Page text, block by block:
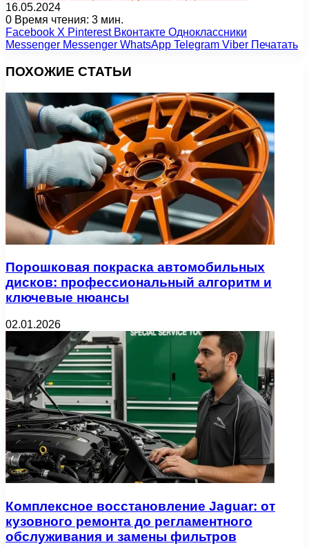
16.05.2024
0 Время чтения: 3 мин.
Facebook X Pinterest Вконтакте Одноклассники
Messenger Messenger WhatsApp Telegram Viber Печатать
ПОХОЖИЕ СТАТЬИ
Порошковая покраска автомобильных
дисков: профессиональный алгоритм и
ключевые нюансы
02.01.2026
Комплексное восстановление Jaguar: от
кузовного ремонта до регламентного
обслуживания и замены фильтров